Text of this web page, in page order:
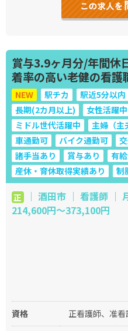
賞与3.9ヶ月分/年間休
着率の高い老健の看
NEW 駅チカ 駅近5分以内
長期(2カ月以上)
女性活躍中
ミドル世代活躍中
主婦（主
車通勤可
バイク通勤可
諸手当あり
賞与あり
有
産休・育休取得実績あり
制
正 ｜ 酒田市 ｜ 看護師 ｜
214,600円～373,100円
資格 正看護師、准看